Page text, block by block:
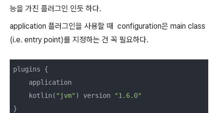
능을 가진 플러그인 인듯 하다.
application 플러그인을 사용할 때 configuration은 main class
(i.e. entry point)를 지정하는 건 꼭 필요하다.
plugins {
    application
    kotlin(
"jvm" ) version
"1.6.0"
}